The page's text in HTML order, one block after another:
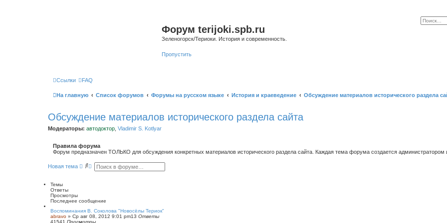
Форум terijoki.spb.ru
Зеленогорск/Териоки. История и современность.
Пропустить
Ссылки FAQ
На главную Список форумов Форумы на русском языке История и краеведение Обсуждение материалов исторического раздела
Обсуждение материалов исторического раздела сайта
Модераторы: автодоктор Vladimir S. Kotlyar
Правила форума
Форум предназначен ТОЛЬКО для обсуждения конкретных материалов исторического раздела сайта. Каждая тема форума создается администратором
Новая тема
П Р
е
н
ы
Темы
Ответы
Просмотры
Последнее сообщение
Воспоминания В. Соколова "Новосёлы Териок"
abravo » Ср авг 08, 2012 9:01 pm13 Ответы
41541 Просмотры